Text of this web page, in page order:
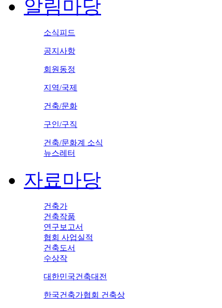
알림마당
소식피드
공지사항
회원동정
지역/국제
건축/문화
구인/구직
건축/문화계 소식
뉴스레터
자료마당
건축가
건축작품
연구보고서
협회 사업실적
건축도서
수상작
대한민국건축대전
한국건축가협회 건축상